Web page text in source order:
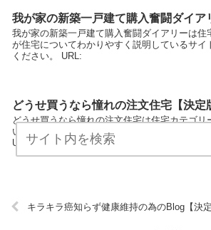
我が家の新築一戸建て購入奮闘ダイア
我が家の新築一戸建て購入奮闘ダイアリーは住
が住宅についてわかりやすく説明しているサイ
ください。 URL:
どうせ買うなら憧れの注文住宅【決定
どうせ買うなら憧れの注文住宅は住宅カテゴリ
いてわかりやすく説明しているサイトです。 気
URL:
キラキラ癌知らず健康維持の為のBlog【決定